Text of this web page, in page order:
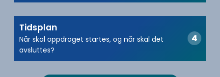
Tidsplan
Når skal oppdraget startes, og når skal det
avsluttes?